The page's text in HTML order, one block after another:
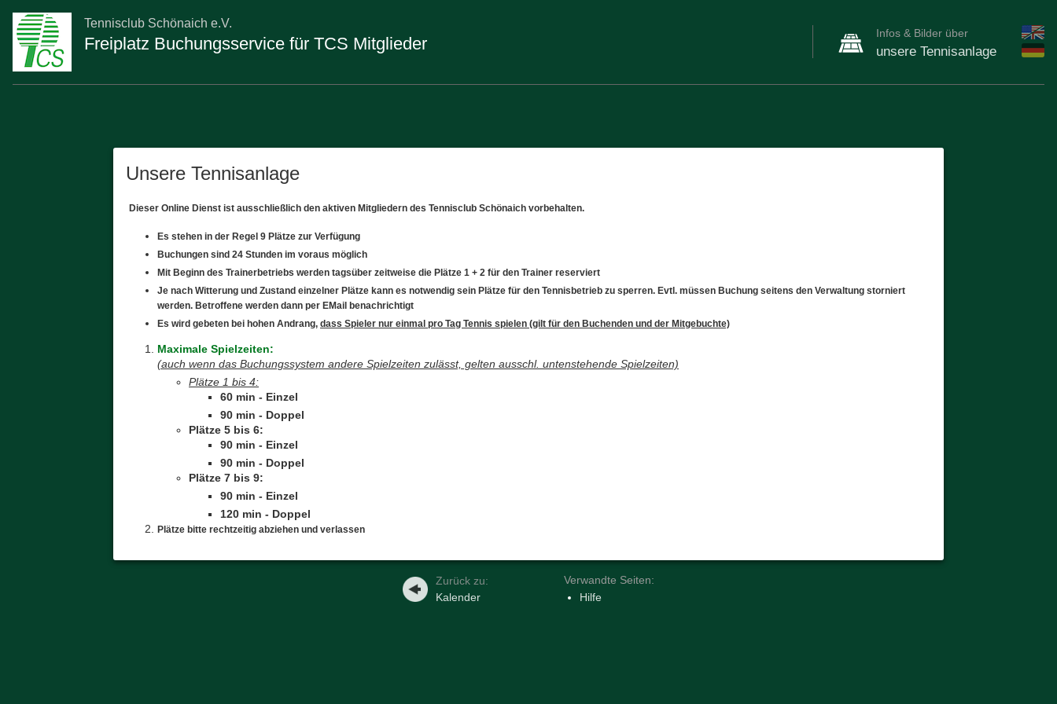
Tennisclub Schönaich e.V.
Freiplatz Buchungsservice für TCS Mitglieder
Infos & Bilder über
unsere Tennisanlage
Unsere Tennisanlage
Dieser Online Dienst ist ausschließlich den aktiven Mitgliedern des Tennisclub Schönaich vorbehalten.
Es stehen in der Regel 9 Plätze zur Verfügung
Buchungen sind 24 Stunden im voraus möglich
Mit Beginn des Trainerbetriebs werden tagsüber zeitweise die Plätze 1 + 2 für den Trainer reserviert
Je nach Witterung und Zustand einzelner Plätze kann es notwendig sein Plätze für den Tennisbetrieb zu sperren. Evtl. müssen Buchung seitens den Verwaltung storniert
werden. Betroffene werden dann per EMail benachrichtigt
Es wird gebeten bei hohen Andrang, dass Spieler nur einmal pro Tag Tennis spielen (gilt für den Buchenden und der Mitgebuchte)
Maximale Spielzeiten:
(auch wenn das Buchungssystem andere Spielzeiten zulässt, gelten ausschl. untenstehende Spielzeiten)
Plätze 1 bis 4:
60 min - Einzel
90 min - Doppel
Plätze 5 bis 6:
90 min - Einzel
90 min - Doppel
Plätze 7 bis 9:
90 min - Einzel
120 min - Doppel
Plätze bitte rechtzeitig abziehen und verlassen
Zurück zu:
Kalender
Verwandte Seiten:
Hilfe